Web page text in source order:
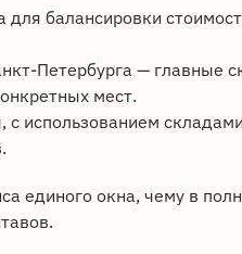
балансировки
Петербурга — главные
мест.
использованием
единого окна, чему в